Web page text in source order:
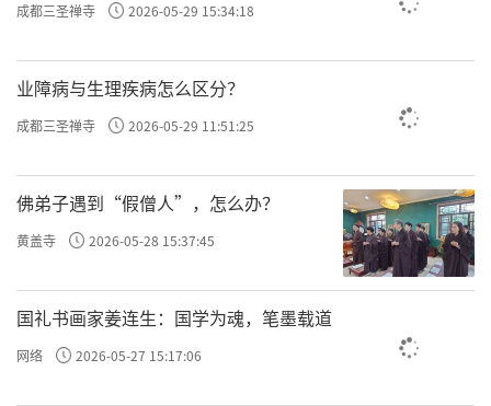
成都三圣禅寺 2026-05-29 15:34:18
业障病与生理疾病怎么区分？
成都三圣禅寺 2026-05-29 11:51:25
佛弟子遇到“假僧人”，怎么办？
黄盖寺 2026-05-28 15:37:45
国礼书画家姜连生：国学为魂，笔墨载道
网络 2026-05-27 15:17:06